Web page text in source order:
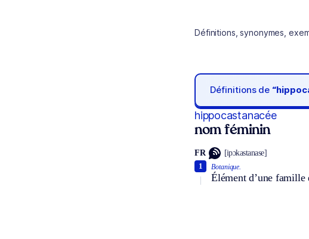
Définitions, synonymes,
Définitions de
hippocastanacée
nom féminin
FR [ipɔkastanase]
Botanique.
Élément d’une famille
1